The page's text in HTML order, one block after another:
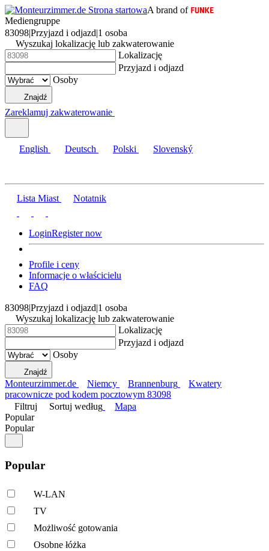
A brand of
Mediengruppe
83098|Przyjazd i odjazd|1 osoba
Wyszukaj lokalizację lub zakwaterowanie
Lokalizację
Przyjazd i odjazd
Osoby
Znajdź
Zareklamuj zakwaterowanie
English Deutsch Polski Slovenský
Lista Miast Notatnik
LoginRegister now
Profile i ceny
Informacje o właścicielu
FAQ
83098|Przyjazd i odjazd|1 osoba
Wyszukaj lokalizację lub zakwaterowanie
Lokalizację
Przyjazd i odjazd
Osoby
Znajdź
Monteurzimmer.de Niemcy Brannenburg
Kwatery
pracownicze pod kodem pocztowym 83098
Filtruj
Sortuj według
Mapa
Popular
Popular
Popular
W-LAN
TV
Możliwość gotowania
Osobne łóżka